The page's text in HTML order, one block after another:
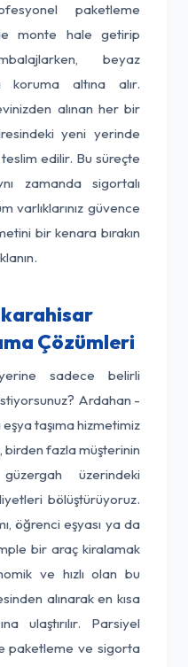
paketleme
de monte hale getirip
beyaz
koruma altına alır.
alınan her bir
yeni yerinde
edilir. Bu süreçte
zamanda sigortalı
varlıklarınız güvence
bir kenara bırakın
Çözümleri
sadece belirli
istiyorsunuz? Ardahan -
taşıma hizmetimiz
birden fazla müşterinin
üzerindeki
bölüştürüyoruz.
öğrenci eşyası ya da
bir araç kiralamak
ve hızlı olan bu
alınarak en kısa
ulaştırılır. Parsiyel
paketleme ve sigorta